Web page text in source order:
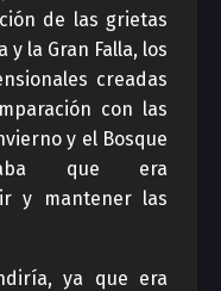
de las grietas
y la Gran Falla, los
creadas
con las
y el Bosque
que era
y mantener las
ya que era